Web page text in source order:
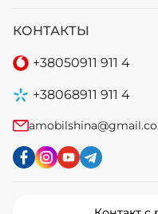
КОНТАКТЫ
+38050911 911 4
+38068911 911 4